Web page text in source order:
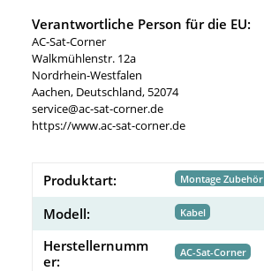
Verantwortliche Person für die EU:
AC-Sat-Corner
Walkmühlenstr. 12a
Nordrhein-Westfalen
Aachen, Deutschland, 52074
service@ac-sat-corner.de
https://www.ac-sat-corner.de
Produktart: Montage Zubehör
Modell: Kabel
Herstellernumm
er:
AC-Sat-Corner